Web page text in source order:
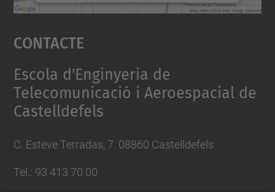
Accepta
powered by
Contacte
Escola d'Enginyeria de
Telecomunicació i Aeroespacial de
Castelldefels
C. Esteve Terradas, 7. 08860 Castelldefels
Tel.: 93 413 70 00